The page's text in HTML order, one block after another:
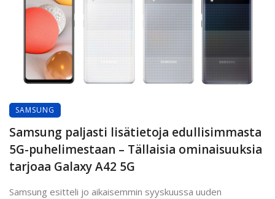
SAMSUNG
Samsung paljasti lisätietoja edullisimmasta
5G-puhelimestaan – Tällaisia ominaisuuksia
tarjoaa Galaxy A42 5G
Samsung esitteli jo aikaisemmin syyskuussa uuden